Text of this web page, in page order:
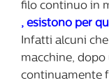
filo continuo in
, esistono per
Infatti alcuni
macchine, dopo
continuamente